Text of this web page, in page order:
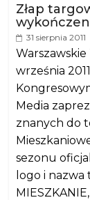
Złap
31 sierpnia 2011
września
Media
znanych do
sezonu
logo i